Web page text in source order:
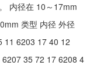
内径在 10～17mm
类型 内径 外径
11 6203 17 40 12
35 72 17 6208 4